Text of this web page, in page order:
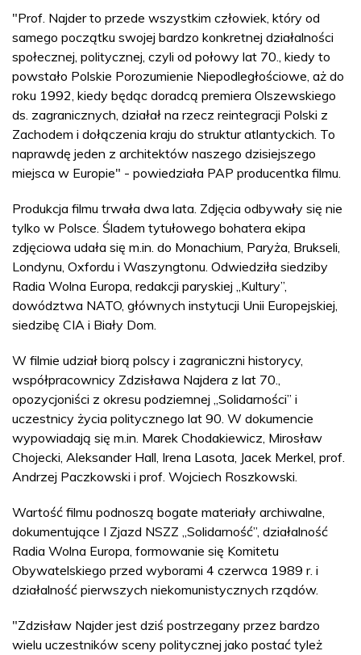
"Prof. Najder to przede wszystkim człowiek, który od
samego początku swojej bardzo konkretnej działalności
społecznej, politycznej, czyli od połowy lat 70., kiedy to
powstało Polskie Porozumienie Niepodległościowe, aż do
roku 1992, kiedy będąc doradcą premiera Olszewskiego
ds. zagranicznych, działał na rzecz reintegracji Polski z
Zachodem i dołączenia kraju do struktur atlantyckich. To
naprawdę jeden z architektów naszego dzisiejszego
miejsca w Europie" - powiedziała PAP producentka filmu.
Produkcja filmu trwała dwa lata. Zdjęcia odbywały się nie
tylko w Polsce. Śladem tytułowego bohatera ekipa
zdjęciowa udała się m.in. do Monachium, Paryża, Brukseli,
Londynu, Oxfordu i Waszyngtonu. Odwiedziła siedziby
Radia Wolna Europa, redakcji paryskiej „Kultury”,
dowództwa NATO, głównych instytucji Unii Europejskiej,
siedzibę CIA i Biały Dom.
W filmie udział biorą polscy i zagraniczni historycy,
współpracownicy Zdzisława Najdera z lat 70.,
opozycjoniści z okresu podziemnej „Solidarności” i
uczestnicy życia politycznego lat 90. W dokumencie
wypowiadają się m.in. Marek Chodakiewicz, Mirosław
Chojecki, Aleksander Hall, Irena Lasota, Jacek Merkel, prof.
Andrzej Paczkowski i prof. Wojciech Roszkowski.
Wartość filmu podnoszą bogate materiały archiwalne,
dokumentujące I Zjazd NSZZ „Solidarność”, działalność
Radia Wolna Europa, formowanie się Komitetu
Obywatelskiego przed wyborami 4 czerwca 1989 r. i
działalność pierwszych niekomunistycznych rządów.
"Zdzisław Najder jest dziś postrzegany przez bardzo
wielu uczestników sceny politycznej jako postać tyleż